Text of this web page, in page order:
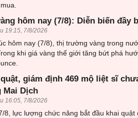
hôm nay (7/8): Diễn biến đầy
19:15, 7/8/2026
hôm nay (7/8), thị trường vàng trong
khi giá vàng thế giới tăng bứt phá
giám định 469 mộ liệt sĩ
Mai Dịch
16:05, 7/8/2026
8, lực lượng chức năng bắt đầu khai